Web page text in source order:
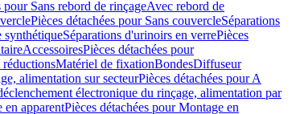
pour Sans rebord de rinçageAvec rebord de
Pièces détachées pour Sans couvercleSéparations
synthétiqueSéparations d'urinoirs en verrePièces
AccessoiresPièces détachées pour
réductionsMatériel de fixationBondesDiffuseur
alimentation sur secteurPièces détachées pour A
électronique du rinçage, alimentation par
en apparentPièces détachées pour Montage en